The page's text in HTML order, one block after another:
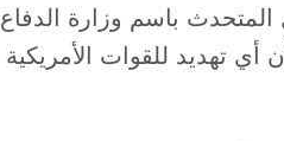
باسم وزارة الدفاع
أي تهديد للقوات